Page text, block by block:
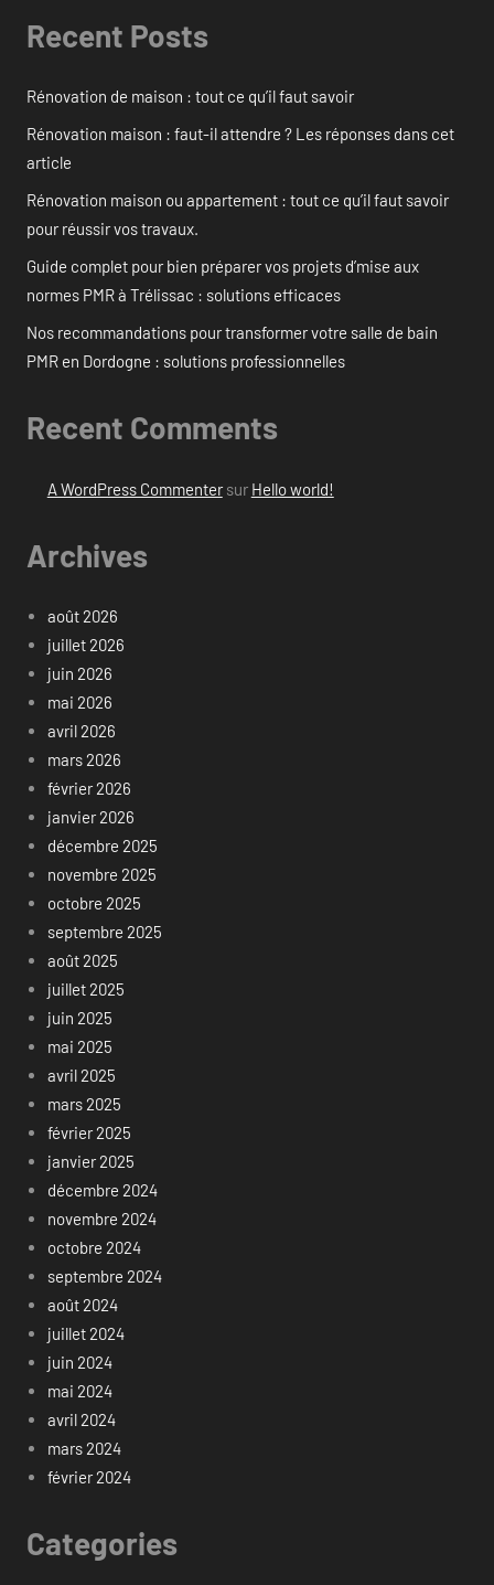
Recent Posts
Rénovation de maison : tout ce qu’il faut savoir
Rénovation maison : faut-il attendre ? Les réponses dans cet
article
Rénovation maison ou appartement : tout ce qu’il faut savoir
pour réussir vos travaux.
Guide complet pour bien préparer vos projets d’mise aux
normes PMR à Trélissac : solutions efficaces
Nos recommandations pour transformer votre salle de bain
PMR en Dordogne : solutions professionnelles
Recent Comments
A WordPress Commentersur Hello world!
Archives
août 2026
juillet 2026
juin 2026
mai 2026
avril 2026
mars 2026
février 2026
janvier 2026
décembre 2025
novembre 2025
octobre 2025
septembre 2025
août 2025
juillet 2025
juin 2025
mai 2025
avril 2025
mars 2025
février 2025
janvier 2025
décembre 2024
novembre 2024
octobre 2024
septembre 2024
août 2024
juillet 2024
juin 2024
mai 2024
avril 2024
mars 2024
février 2024
Categories